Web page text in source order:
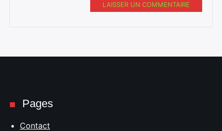
LAISSER UN COMMENTAIRE
Pages
Contact